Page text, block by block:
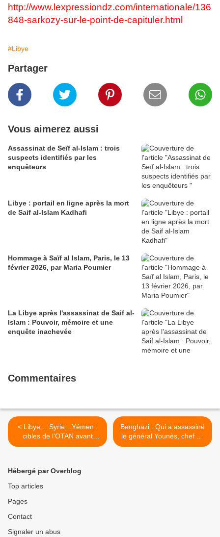
http://www.lexpressiondz.com/internationale/136
848-sarkozy-sur-le-point-de-capituler.html
#Libye
Partager
Vous aimerez aussi
Assassinat de Seïf al-Islam : trois
suspects identifiés par les
enquêteurs
Libye : portail en ligne après la mort
de Saif al-Islam Kadhafi
Hommage à Saïf al Islam, Paris, le 13
février 2026, par Maria Poumier
La Libye après l'assassinat de Saif al-
Islam : Pouvoir, mémoire et une
enquête inachevée
Commentaires
< Libye… Syrie…Yémen :
cibles de l’OTAN avant
d’attaquer l’Iran et le Sud-
Benghazi : Qui a assassiné
le général Younès, chef de
l’armée rebelle ? >
Hébergé par Overblog
Top articles
Pages
Contact
Signaler un abus